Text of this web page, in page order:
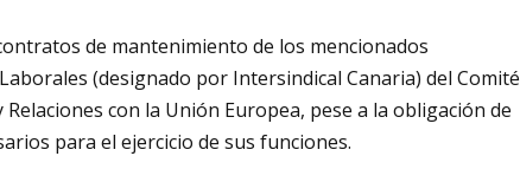
de mantenimiento de los mencionados
(designado por Intersindical Canaria) del Comité
con la Unión Europea, pese a la obligación de
para el ejercicio de sus funciones.